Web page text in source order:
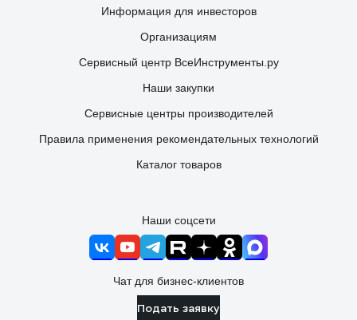
Информация для инвесторов
Организациям
Сервисный центр ВсеИнструменты.ру
Наши закупки
Сервисные центры производителей
Правила применения рекомендательных технологий
Каталог товаров
Наши соцсети
Чат для бизнес-клиентов
Подать заявку